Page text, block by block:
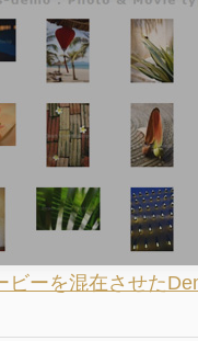
ビーを混在させた